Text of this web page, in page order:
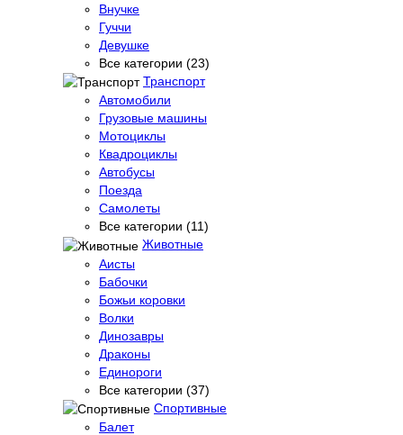
Внучке
Гуччи
Девушке
Все категории (23)
Транспорт
Автомобили
Грузовые машины
Мотоциклы
Квадроциклы
Автобусы
Поезда
Самолеты
Все категории (11)
Животные
Аисты
Бабочки
Божьи коровки
Волки
Динозавры
Драконы
Единороги
Все категории (37)
Спортивные
Балет